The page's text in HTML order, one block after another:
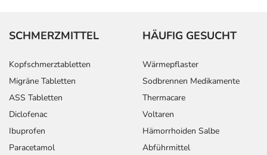
SCHMERZMITTEL
Kopfschmerztabletten
Migräne Tabletten
ASS Tabletten
Diclofenac
Ibuprofen
Paracetamol
HÄUFIG GESUCHT
Wärmepflaster
Sodbrennen Medikamente
Thermacare
Voltaren
Hämorrhoiden Salbe
Abführmittel